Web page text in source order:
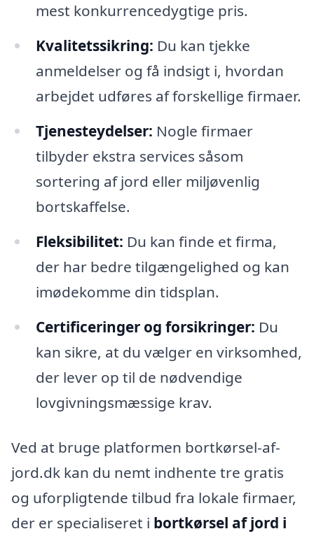
mest konkurrencedygtige pris.
Kvalitetssikring: Du kan tjekke
anmeldelser og få indsigt i, hvordan
arbejdet udføres af forskellige firmaer.
Tjenesteydelser: Nogle firmaer
tilbyder ekstra services såsom
sortering af jord eller miljøvenlig
bortskaffelse.
Fleksibilitet: Du kan finde et firma,
der har bedre tilgængelighed og kan
imødekomme din tidsplan.
Certificeringer og forsikringer: Du
kan sikre, at du vælger en virksomhed,
der lever op til de nødvendige
lovgivningsmæssige krav.
Ved at bruge platformen bortkørsel-af-
jord.dk kan du nemt indhente tre gratis
og uforpligtende tilbud fra lokale firmaer,
der er specialiseret i bortkørsel af jord i